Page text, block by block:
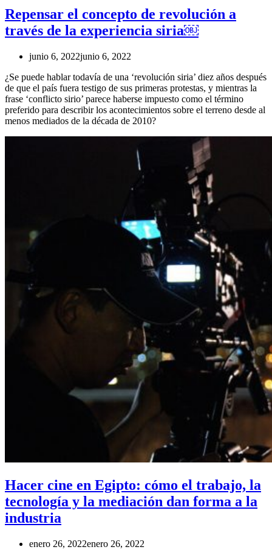
Repensar el concepto de revolución a
través de la experiencia siria￼
junio 6, 2022junio 6, 2022
¿Se puede hablar todavía de una ‘revolución siria’ diez años después
de que el país fuera testigo de sus primeras protestas, y mientras la
frase ‘conflicto sirio’ parece haberse impuesto como el término
preferido para describir los acontecimientos sobre el terreno desde al
menos mediados de la década de 2010?
Hacer cine en Egipto: cómo el trabajo, la
tecnología y la mediación dan forma a la
industria
enero 26, 2022enero 26, 2022